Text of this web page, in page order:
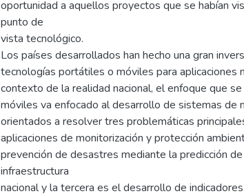
oportunidad a aquellos proyectos que se habían
punto de
vista tecnológico.
Los países desarrollados han hecho una gran
tecnologías portátiles o móviles para aplicaciones
contexto de la realidad nacional, el enfoque que
móviles va enfocado al desarrollo de sistemas de
orientados a resolver tres problemáticas
aplicaciones de monitorización y protección
prevención de desastres mediante la predicción
infraestructura
nacional y la tercera es el desarrollo de